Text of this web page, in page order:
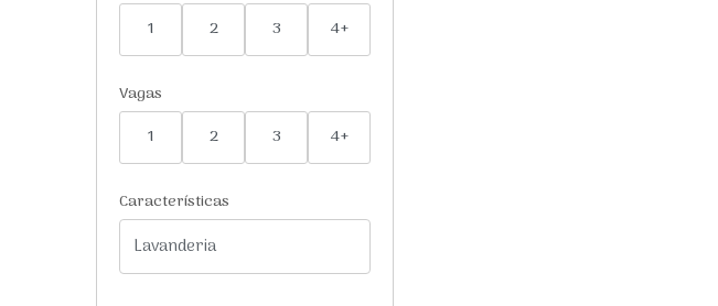
1
2 3 4+
Vagas
1
2 3 4+
Características